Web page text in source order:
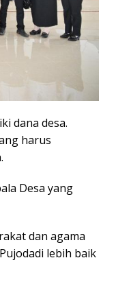
dana desa.
harus
Desa yang
dan agama
lebih baik